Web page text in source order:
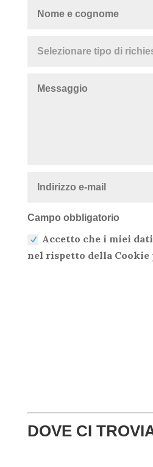
Campo obbligatorio
Accetto che i miei
nel rispetto della
DOVE CI